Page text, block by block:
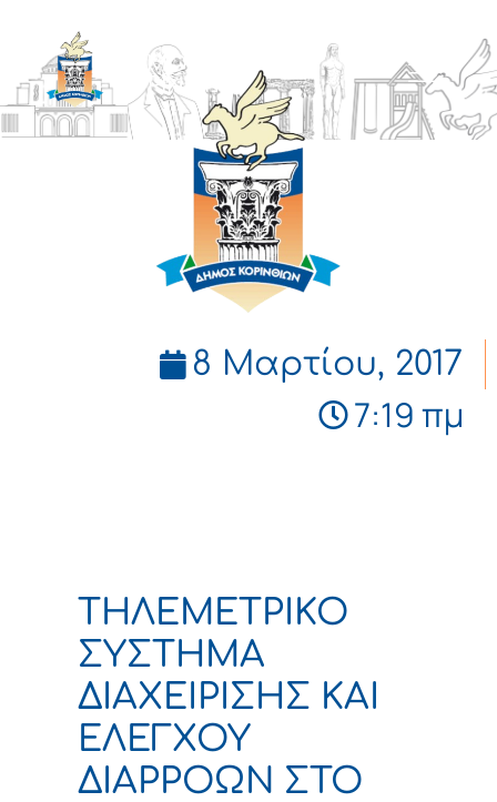
ΔΗΜΟΣ
ΚΟΡΙΝΘΙΩΝ
8 Μαρτίου, 2017
7:19 πμ
ΤΗΛΕΜΕΤΡΙΚΟ
ΣΥΣΤΗΜΑ
ΔΙΑΧΕΙΡΙΣΗΣ ΚΑΙ
ΕΛΕΓΧΟΥ
ΔΙΑΡΡΟΩΝ ΣΤΟ